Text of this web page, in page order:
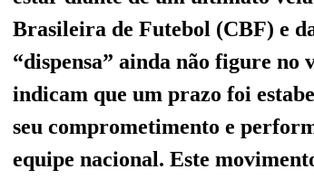
Brasileira de Futebol (CBF) e
“dispensa” ainda não figure
indicam que um prazo foi
seu comprometimento e
equipe nacional. Este